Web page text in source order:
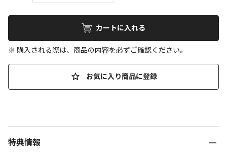
カートに入れる
※ 購入される際は、商品の内容を必ずご確認ください。
お気に入り商品に登録
特典情報